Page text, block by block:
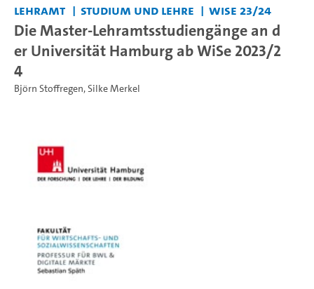
Lehramt Studium und Lehre WiSe 23/24
Die Master-Lehramtsstudiengänge an d
er Universität Hamburg ab WiSe 2023/2
4
Björn Stoffregen,Silke Merkel